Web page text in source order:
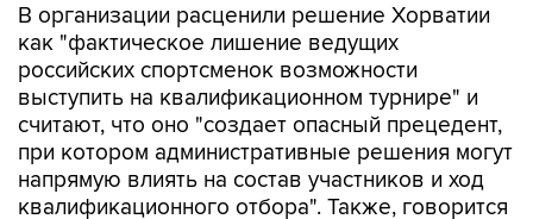
В организации расценили решение Хорватии
как "фактическое лишение ведущих
российских спортсменок возможности
выступить на квалификационном турнире" и
считают, что оно "создает опасный прецедент,
при котором административные решения могут
напрямую влиять на состав участников и ход
квалификационного отбора". Также, говорится